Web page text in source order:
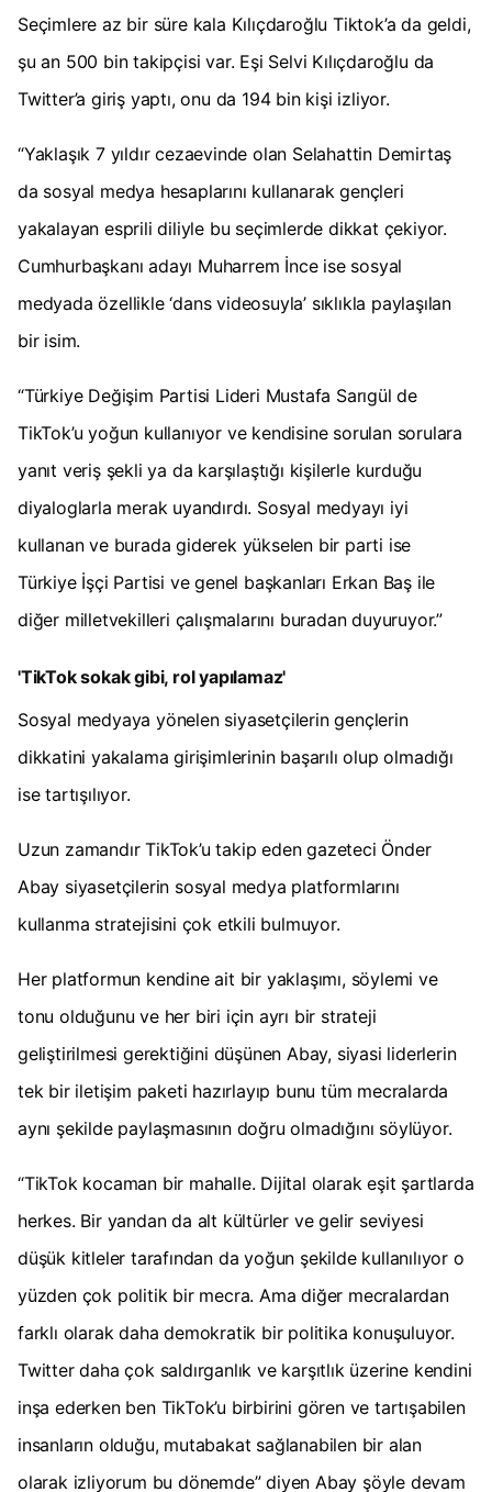
Seçimlere az bir süre kala Kılıçdaroğlu Tiktok’a da geldi,
şu an 500 bin takipçisi var. Eşi Selvi Kılıçdaroğlu da
Twitter’a giriş yaptı, onu da 194 bin kişi izliyor.
“Yaklaşık 7 yıldır cezaevinde olan Selahattin Demirtaş
da sosyal medya hesaplarını kullanarak gençleri
yakalayan esprili diliyle bu seçimlerde dikkat çekiyor.
Cumhurbaşkanı adayı Muharrem İnce ise sosyal
medyada özellikle ‘dans videosuyla’ sıklıkla paylaşılan
bir isim.
“Türkiye Değişim Partisi Lideri Mustafa Sarıgül de
TikTok’u yoğun kullanıyor ve kendisine sorulan sorulara
yanıt veriş şekli ya da karşılaştığı kişilerle kurduğu
diyaloglarla merak uyandırdı. Sosyal medyayı iyi
kullanan ve burada giderek yükselen bir parti ise
Türkiye İşçi Partisi ve genel başkanları Erkan Baş ile
diğer milletvekilleri çalışmalarını buradan duyuruyor.”
'TikTok sokak gibi, rol yapılamaz'
Sosyal medyaya yönelen siyasetçilerin gençlerin
dikkatini yakalama girişimlerinin başarılı olup olmadığı
ise tartışılıyor.
Uzun zamandır TikTok’u takip eden gazeteci Önder
Abay siyasetçilerin sosyal medya platformlarını
kullanma stratejisini çok etkili bulmuyor.
Her platformun kendine ait bir yaklaşımı, söylemi ve
tonu olduğunu ve her biri için ayrı bir strateji
geliştirilmesi gerektiğini düşünen Abay, siyasi liderlerin
tek bir iletişim paketi hazırlayıp bunu tüm mecralarda
aynı şekilde paylaşmasının doğru olmadığını söylüyor.
“TikTok kocaman bir mahalle. Dijital olarak eşit şartlarda
herkes. Bir yandan da alt kültürler ve gelir seviyesi
düşük kitleler tarafından da yoğun şekilde kullanılıyor o
yüzden çok politik bir mecra. Ama diğer mecralardan
farklı olarak daha demokratik bir politika konuşuluyor.
Twitter daha çok saldırganlık ve karşıtlık üzerine kendini
inşa ederken ben TikTok’u birbirini gören ve tartışabilen
insanların olduğu, mutabakat sağlanabilen bir alan
olarak izliyorum bu dönemde” diyen Abay şöyle devam